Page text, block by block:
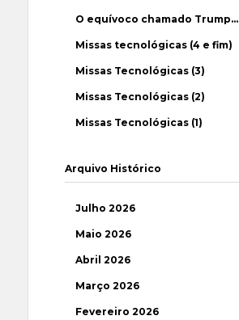
O equívoco chamado Trump…
Missas tecnológicas (4 e fim)
Missas Tecnológicas (3)
Missas Tecnológicas (2)
Missas Tecnológicas (1)
Arquivo Histórico
Julho 2026
Maio 2026
Abril 2026
Março 2026
Fevereiro 2026